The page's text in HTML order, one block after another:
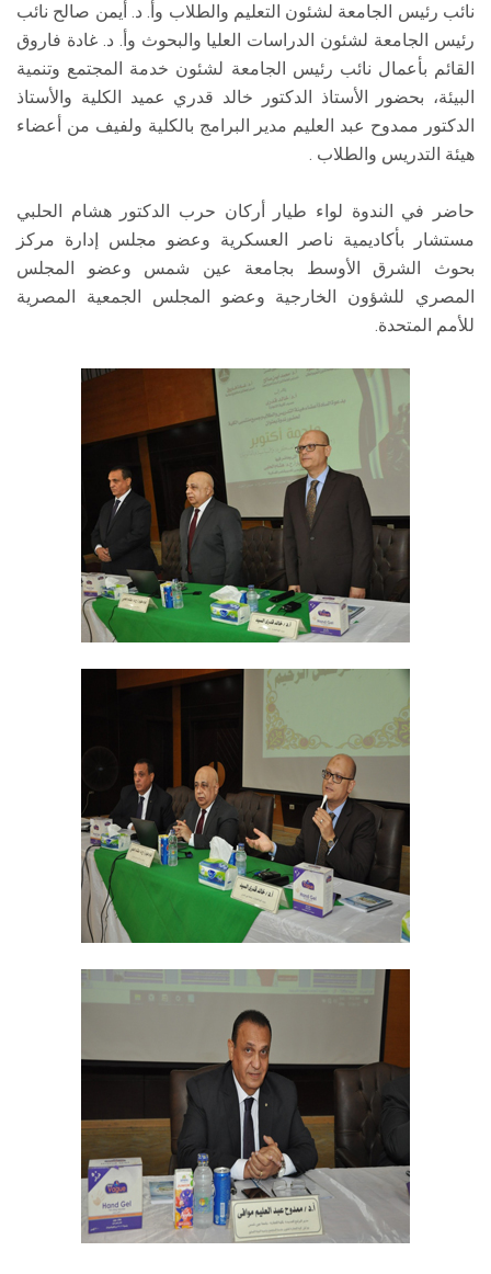
نائب رئيس الجامعة لشئون التعليم والطلاب وأ. د. أيمن صالح نائب
رئيس الجامعة لشئون الدراسات العليا والبحوث وأ. د. غادة فاروق
القائم بأعمال نائب رئيس الجامعة لشئون خدمة المجتمع وتنمية
البيئة، بحضور الأستاذ الدكتور خالد قدري عميد الكلية والأستاذ
الدكتور ممدوح عبد العليم مدير البرامج بالكلية ولفيف من أعضاء
هيئة التدريس والطلاب .
حاضر في الندوة لواء طيار أركان حرب الدكتور هشام الحلبي
مستشار بأكاديمية ناصر العسكرية وعضو مجلس إدارة مركز
بحوث الشرق الأوسط بجامعة عين شمس وعضو المجلس
المصري للشؤون الخارجية وعضو المجلس الجمعية المصرية
للأمم المتحدة.